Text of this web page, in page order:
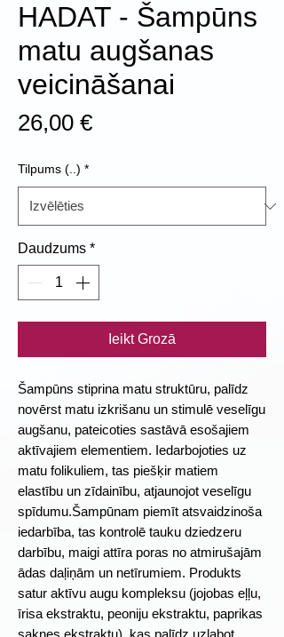
HADAT - Šampūns
matu augšanas
veicināšanai
26,00 €Cena
Tilpums (..) *
Daudzums *
Ieikt Grozā
Šampūns stiprina matu struktūru, palīdz
novērst matu izkrišanu un stimulē veselīgu
augšanu, pateicoties sastāvā esošajiem
aktīvajiem elementiem. Iedarbojoties uz
matu folikuliem, tas piešķir matiem
elastību un zīdainību, atjaunojot veselīgu
spīdumu.Šampūnam piemīt atsvaidzinoša
iedarbība, tas kontrolē tauku dziedzeru
darbību, maigi attīra poras no atmirušajām
ādas daļiņām un netīrumiem. Produkts
satur aktīvu augu kompleksu (jojobas eļļu,
īrisa ekstraktu, peoniju ekstraktu, paprikas